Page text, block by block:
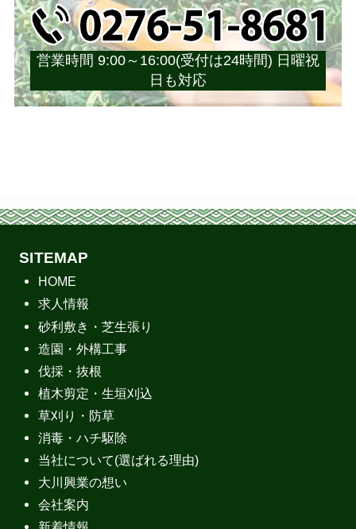
営業時間 9:00～16:00(受付は24時間) 日曜祝
日も対応
SITEMAP
HOME
求人情報
砂利敷き・芝生張り
造園・外構工事
伐採・抜根
植木剪定・生垣刈込
草刈り・防草
消毒・ハチ駆除
当社について(選ばれる理由)
大川興業の想い
会社案内